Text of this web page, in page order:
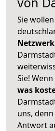
Sie
Netzwerk
Sie!
was
uns,
Antwort